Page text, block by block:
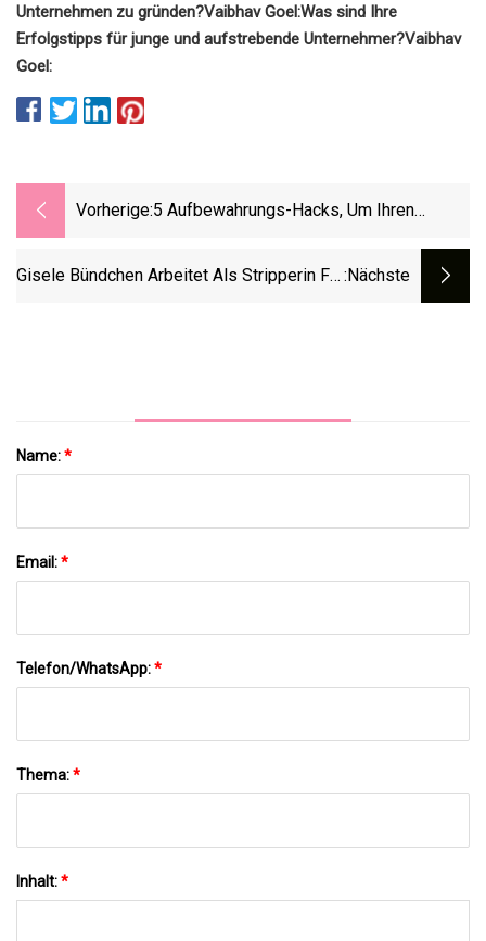
Unternehmen zu gründen?Vaibhav Goel:Was sind Ihre
Erfolgstipps für junge und aufstrebende Unternehmer?Vaibhav
Goel:
Vorherige:5 Aufbewahrungs-Hacks, Um Ihren
Gisele Bündchen Arbeitet Als Stripperin Für :nächste
Name:*
Email:*
Telefon/WhatsApp:*
Thema:*
Inhalt:*